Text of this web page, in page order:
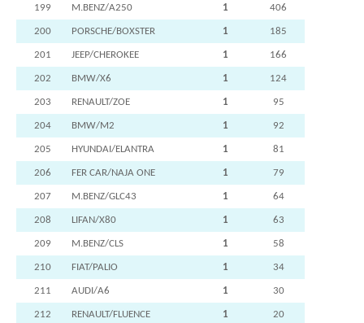
199 M.BENZ/A250 1 406
200 PORSCHE/BOXSTER 1 185
201 JEEP/CHEROKEE 1 166
202 BMW/X6 1 124
203 RENAULT/ZOE 1 95
204 BMW/M2 1 92
205 HYUNDAI/ELANTRA 1 81
206 FER CAR/NAJA ONE 1 79
207 M.BENZ/GLC43 1 64
208 LIFAN/X80 1 63
209 M.BENZ/CLS 1 58
210 FIAT/PALIO 1 34
211 AUDI/A6 1 30
212 RENAULT/FLUENCE 1 20